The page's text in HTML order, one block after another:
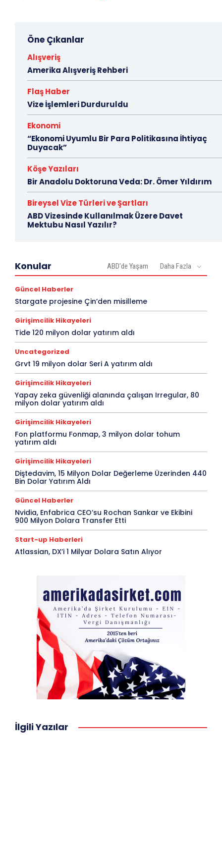
Öne Çıkanlar
Alışveriş
Amerika Alışveriş Rehberi
Flaş Haber
Vize İşlemleri Durduruldu
Ekonomi
“Ekonomi Uyumlu Bir Para Politikasına İhtiyaç
Duyacak”
Köşe Yazıları
Bir Anadolu Doktoruna Veda: Dr. Ömer Yıldırım
Bireysel Vize Türleri ve Şartları
ABD Vizesinde Kullanılmak Üzere Davet
Mektubu Nasıl Yazılır?
Konular ABD'de Yaşam Daha Fazla
Güncel Haberler
Stargate projesine Çin’den misilleme
Girişimcilik Hikayeleri
Tide 120 milyon dolar yatırım aldı
Uncategorized
Grvt 19 milyon dolar Seri A yatırım aldı
Girişimcilik Hikayeleri
Yapay zeka güvenliği alanında çalışan Irregular, 80
milyon dolar yatırım aldı
Girişimcilik Hikayeleri
Fon platformu Fonmap, 3 milyon dolar tohum
yatırım aldı
Girişimcilik Hikayeleri
Diştedavim, 15 Milyon Dolar Değerleme Üzerinden 440
Bin Dolar Yatırım Aldı
Güncel Haberler
Nvidia, Enfabrica CEO’su Rochan Sankar ve Ekibini
900 Milyon Dolara Transfer Etti
Start-up Haberleri
Atlassian, DX’i 1 Milyar Dolara Satın Alıyor
İlgili Yazılar